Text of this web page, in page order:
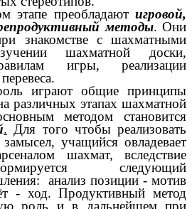
этапе преобладают игровой,
методы. Они
знакомстве с шахматными
шахматной доски,
игры, реализации
играют общие принципы
различных этапах шахматной
методом становится
. Для того чтобы реализовать
учащийся овладевает
шахмат, вследствие
следующий
анализ позиции - мотив
- ход. Продуктивный метод
роль и в дальнейшем при